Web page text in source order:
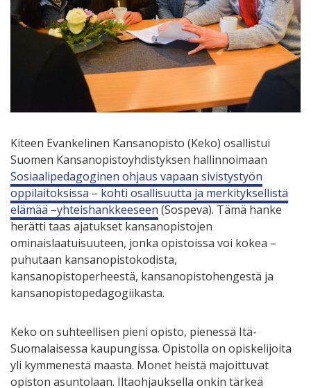
Kiteen Evankelinen Kansanopisto (Keko) osallistui
Suomen Kansanopistoyhdistyksen hallinnoimaan
Sosiaalipedagoginen ohjaus vapaan sivistystyön
oppilaitoksissa – kohti osallisuutta ja merkityksellistä
elämää –yhteishankkeeseen (Sospeva). Tämä hanke
herätti taas ajatukset kansanopistojen
ominaislaatuisuuteen, jonka opistoissa voi kokea –
puhutaan kansanopistokodista,
kansanopistoperheestä, kansanopistohengestä ja
kansanopistopedagogiikasta.
Keko on suhteellisen pieni opisto, pienessä Itä-
Suomalaisessa kaupungissa. Opistolla on opiskelijoita
yli kymmenestä maasta. Monet heistä majoittuvat
opiston asuntolaan. Iltaohjauksella onkin tärkeä